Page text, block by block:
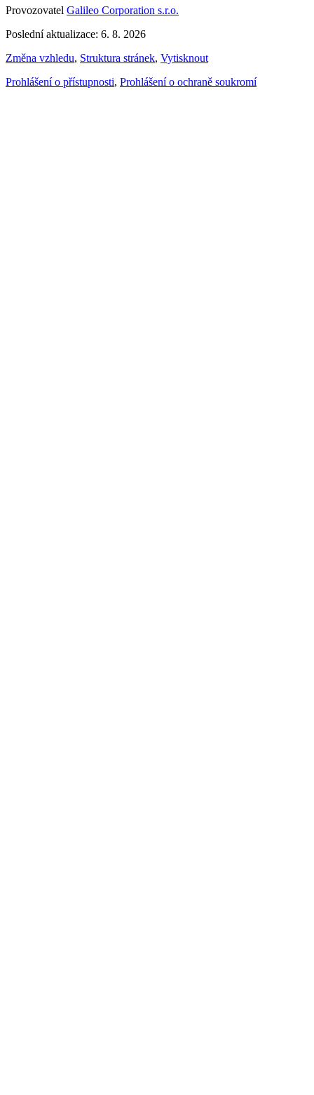
Provozovatel Galileo Corporation s.r.o.
Poslední aktualizace: 6. 8. 2026
Změna vzhledu, Struktura stránek, Vytisknout
Prohlášení o přístupnosti, Prohlášení o ochraně soukromí